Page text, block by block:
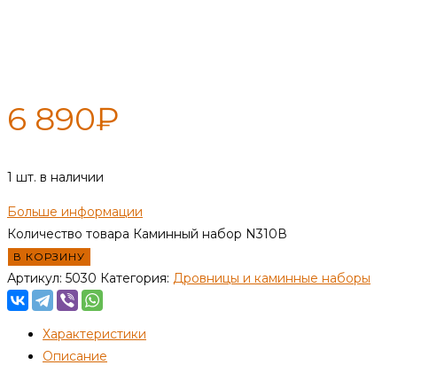
6 890₽
1 шт. в наличии
Больше информации
Количество товара Каминный набор N310В
В КОРЗИНУ
Артикул: 5030 Категория: Дровницы и каминные наборы
Характеристики
Описание